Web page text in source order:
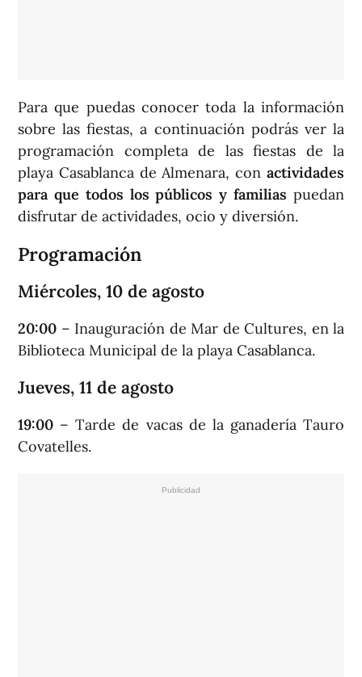
Para que puedas conocer toda la información
sobre las fiestas, a continuación podrás ver la
programación completa de las fiestas de la
playa Casablanca de Almenara, con actividades
para que todos los públicos y familias puedan
disfrutar de actividades, ocio y diversión.
Programación
Miércoles, 10 de agosto
20:00 – Inauguración de Mar de Cultures, en la
Biblioteca Municipal de la playa Casablanca.
Jueves, 11 de agosto
19:00 – Tarde de vacas de la ganadería Tauro
Covatelles.